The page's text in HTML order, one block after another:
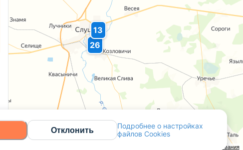
Условия использования
26
13
Отклонить
Подробнее о настройках
файлов Cookies